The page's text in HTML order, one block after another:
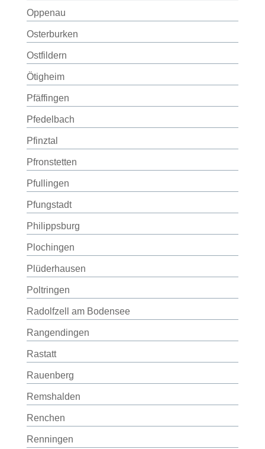
Oppenau
Osterburken
Ostfildern
Ötigheim
Pfäffingen
Pfedelbach
Pfinztal
Pfronstetten
Pfullingen
Pfungstadt
Philippsburg
Plochingen
Plüderhausen
Poltringen
Radolfzell am Bodensee
Rangendingen
Rastatt
Rauenberg
Remshalden
Renchen
Renningen